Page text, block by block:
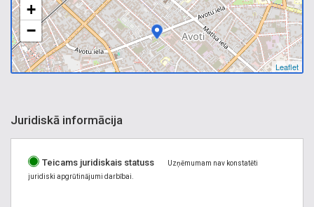
+
−
Leaflet
Juridiskā informācija
Teicams juridiskais statuss
Uzņēmumam nav konstatēti
juridiski apgrūtinājumi darbībai.